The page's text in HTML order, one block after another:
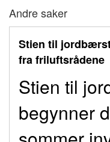
Andre saker
Stien til
fra friluftsrådene
Stien til
begynner